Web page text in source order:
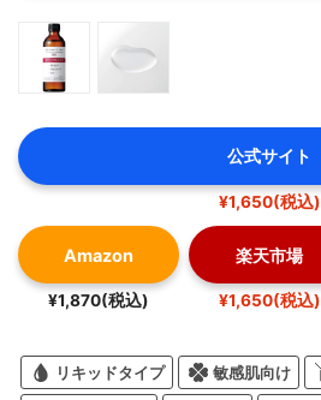
公式サイト
¥1,650(税込)
Amazon
¥1,870(税込)
楽天市場
¥1,650(税込)
リキッドタイプ 敏感肌向け